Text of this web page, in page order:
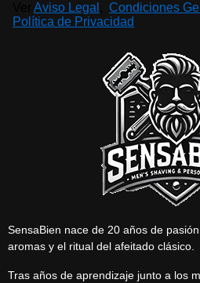
Aviso Legal Condiciones
Política de Privacidad
SensaBien nace de 20 años de
aromas y el ritual del afeitado clásico.
Tras años de aprendizaje junto a los